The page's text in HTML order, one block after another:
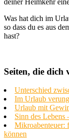
Was hat dich im
so dass du es aus
hast?
Seiten, die dich
Unterschied
Im Urlaub
Urlaub mit
Sinn des Lebens
Mikroabenteuer:
können